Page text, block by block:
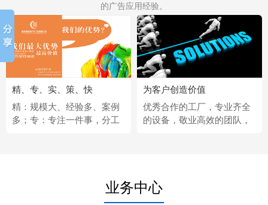
的广告应用经验。
精、专、实、策、快
精：规模大、经验多、案例
多；专：专注一件事，分工
为客户创造价值
优秀合作的工厂，专业齐全
的设备，敬业高效的团队，
业务中心